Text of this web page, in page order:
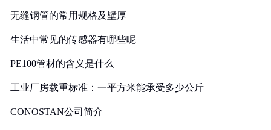
无缝钢管的常用规格及壁厚
生活中常见的传感器有哪些呢
PE100管材的含义是什么
工业厂房载重标准：一平方米能承受多少公斤
CONOSTAN公司简介